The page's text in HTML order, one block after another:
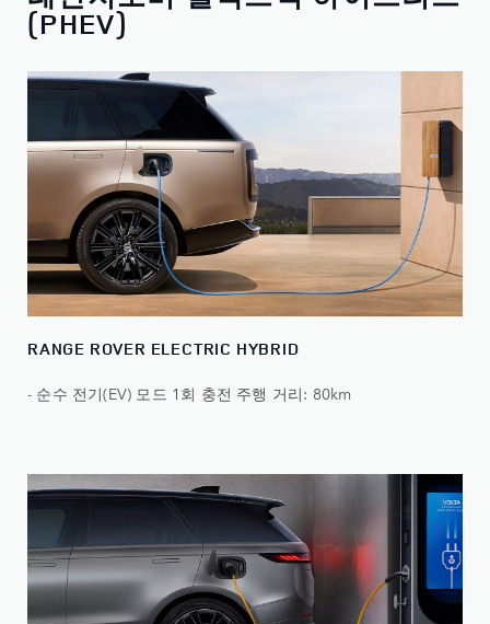
(PHEV)
RANGE ROVER ELECTRIC HYBRID
- 순수 전기(EV) 모드 1회 충전 주행 거리: 80km